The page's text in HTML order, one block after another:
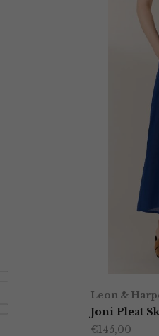
Leon &
Joni Pleat
€145,00